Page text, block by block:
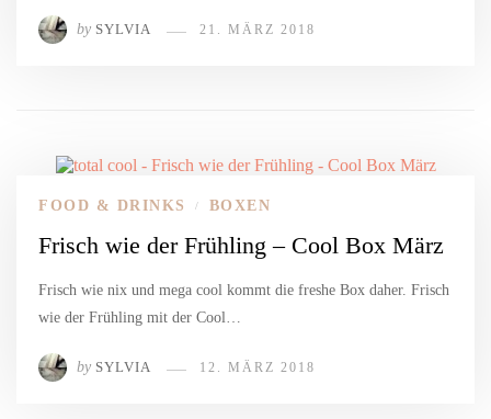
by SYLVIA 21. MÄRZ 2018
FOOD & DRINKS / BOXEN
Frisch wie der Frühling – Cool Box März
Frisch wie nix und mega cool kommt die freshe Box daher. Frisch
wie der Frühling mit der Cool…
by SYLVIA 12. MÄRZ 2018